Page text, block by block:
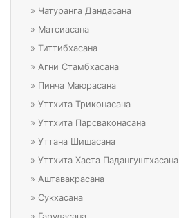
» Чатуранга Дандасана
» Матсиасана
» Титтибхасана
» Агни Стамбхасана
» Пинча Маюрасана
» Уттхита Триконасана
» Уттхита Парсваконасана
» Уттана Шишасана
» Уттхита Хаста Падангуштхасана
» Аштавакрасана
» Сукхасана